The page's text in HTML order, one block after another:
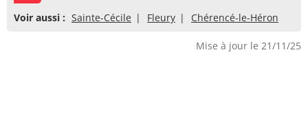
Voir aussi : Sainte-Cécile Fleury Chérencé-le-Héron
Mise à jour le 21/11/25